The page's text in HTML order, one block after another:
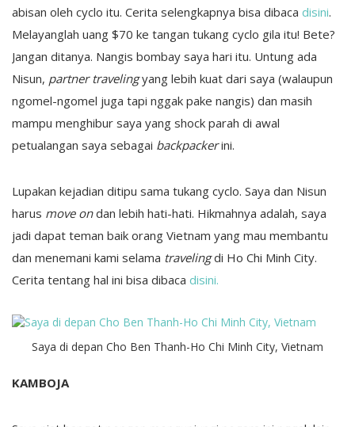
abisan oleh cyclo itu. Cerita selengkapnya bisa dibaca disini.
Melayanglah uang $70 ke tangan tukang cyclo gila itu! Bete?
Jangan ditanya. Nangis bombay saya hari itu. Untung ada
Nisun, partner travelingyang lebih kuat dari saya (walaupun
ngomel-ngomel juga tapi nggak pake nangis) dan masih
mampu menghibur saya yang shock parah di awal
petualangan saya sebagai backpackerini.
Lupakan kejadian ditipu sama tukang cyclo. Saya dan Nisun
harus move ondan lebih hati-hati. Hikmahnya adalah, saya
jadi dapat teman baik orang Vietnam yang mau membantu
dan menemani kami selama travelingdi Ho Chi Minh City.
Cerita tentang hal ini bisa dibaca disini.
Saya di depan Cho Ben Thanh-Ho Chi Minh City, Vietnam
KAMBOJA